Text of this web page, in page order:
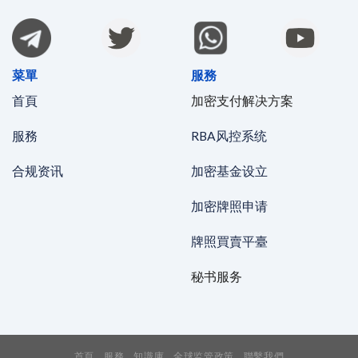
菜單
首頁
服務
合规资讯
服務
加密支付解决方案
RBA风控系统
加密基金设立
加密牌照申请
牌照買賣平臺
秘书服务